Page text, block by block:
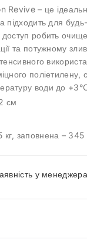
Revive – це
підходить для
доступ робить
та потужному
води до
см
заповнена – 345
у менеджера